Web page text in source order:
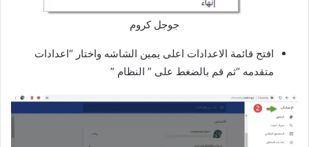
جوجل كروم
افتح قائمة الاعدادات اعلى يمين الشاشه واختار “اعدادات
متقدمه “ثم قم بالضغط على ” النظام ”